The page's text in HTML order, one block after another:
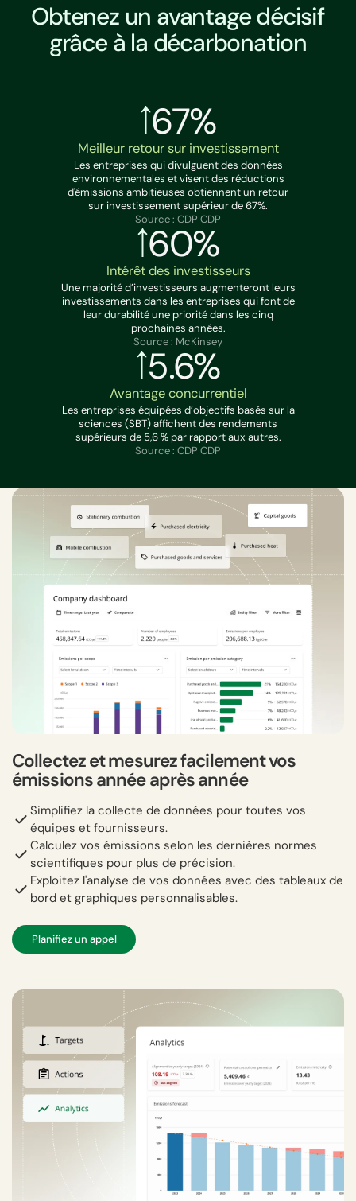
Obtenez un avantage décisif
grâce à la décarbonation
67%
Meilleur retour sur investissement
Les entreprises qui divulguent des données
environnementales et visent des réductions
d'émissions ambitieuses obtiennent un retour
sur investissement supérieur de 67%.
Source : CDP CDP
60%
Intérêt des investisseurs
Une majorité d’investisseurs augmenteront leurs
investissements dans les entreprises qui font de
leur durabilité une priorité dans les cinq
prochaines années.
Source : McKinsey
5.6%
Avantage concurrentiel
Les entreprises équipées d’objectifs basés sur la
sciences (SBT) affichent des rendements
supérieurs de 5,6 % par rapport aux autres.
Source : CDP CDP
Collectez et mesurez facilement vos
émissions année après année
Simplifiez la collecte de données pour toutes vos
équipes et fournisseurs.
Calculez vos émissions selon les dernières normes
scientifiques pour plus de précision.
Exploitez l'analyse de vos données avec des tableaux de
bord et graphiques personnalisables.
Planifiez un appel